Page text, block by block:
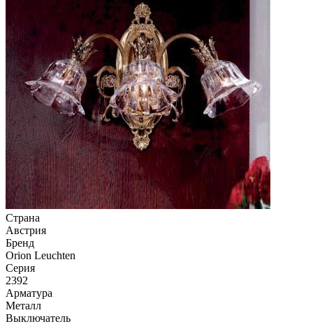
Страна
Австрия
Бренд
Orion Leuchten
Серия
2392
Арматура
Металл
Выключатель